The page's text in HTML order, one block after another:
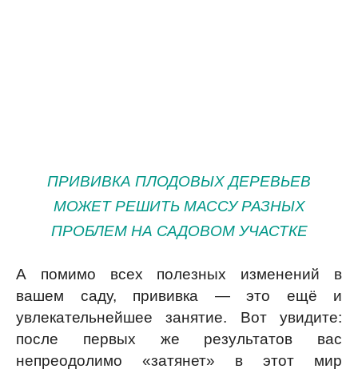
ПРИВИВКА ПЛОДОВЫХ ДЕРЕВЬЕВ
МОЖЕТ РЕШИТЬ МАССУ РАЗНЫХ
ПРОБЛЕМ НА САДОВОМ УЧАСТКЕ
А помимо всех полезных изменений в
вашем саду, прививка — это ещё и
увлекательнейшее занятие. Вот увидите:
после первых же результатов вас
непреодолимо «затянет» в этот мир